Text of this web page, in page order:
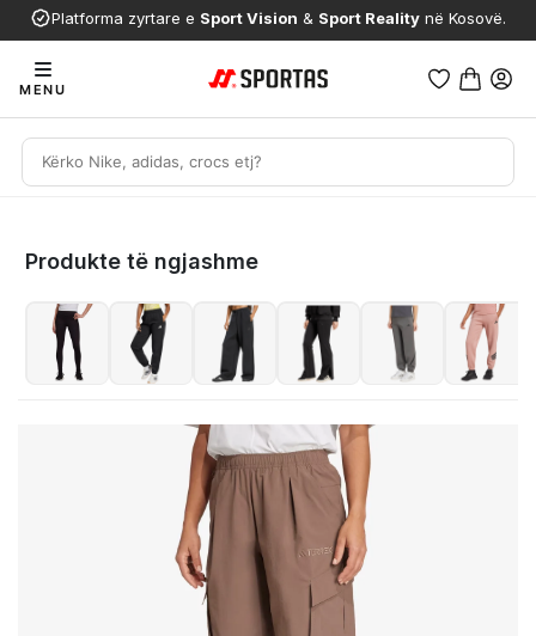
Platforma zyrtare e Sport Vision & Sport Reality në Kosovë.
MENU
Produkte të ngjashme